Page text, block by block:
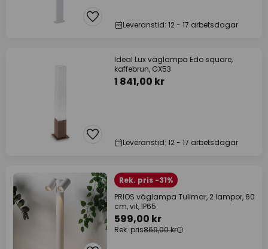
Leveranstid: 12 - 17 arbetsdagar
Ideal Lux väglampa Edo square,
kaffebrun, GX53
1 841,00 kr
Leveranstid: 12 - 17 arbetsdagar
Rek. pris -31%
PRIOS väglampa Tulimar, 2 lampor, 60
cm, vit, IP65
599,00 kr
Rek. pris869,00 kr